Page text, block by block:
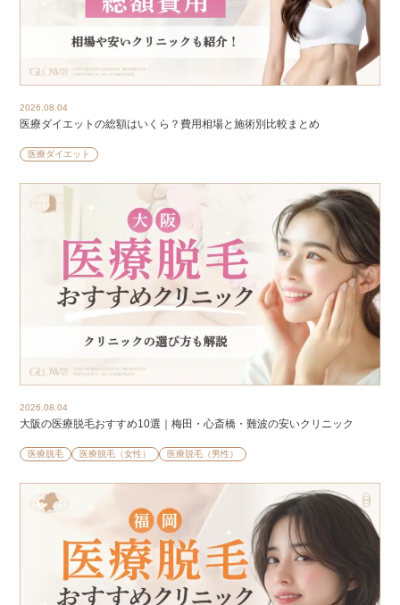
2026.08.04
医療ダイエットの総額はいくら？費用相場と施術別比較まとめ
医療ダイエット
2026.08.04
大阪の医療脱毛おすすめ10選｜梅田・心斎橋・難波の安いクリニック
医療脱毛 医療脱毛（女性） 医療脱毛（男性）